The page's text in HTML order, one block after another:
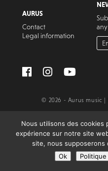
AURUS
Contact
Legal information
© 2026 - Aurus music |
Nous utilisons des cookies
expérience sur notre site
site, nous supposerons
Ok